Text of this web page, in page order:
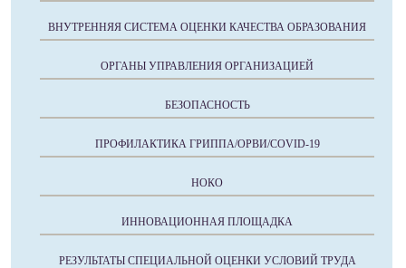
ВНУТРЕННЯЯ СИСТЕМА ОЦЕНКИ КАЧЕСТВА ОБРАЗОВАНИЯ
ОРГАНЫ УПРАВЛЕНИЯ ОРГАНИЗАЦИЕЙ
БЕЗОПАСНОСТЬ
ПРОФИЛАКТИКА ГРИППА/ОРВИ/COVID-19
НОКО
ИННОВАЦИОННАЯ ПЛОЩАДКА
РЕЗУЛЬТАТЫ СПЕЦИАЛЬНОЙ ОЦЕНКИ УСЛОВИЙ ТРУДА